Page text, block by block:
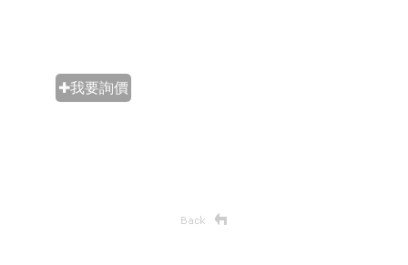
✚我要詢價